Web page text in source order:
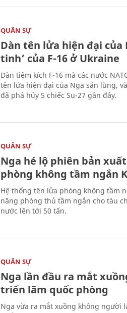
QUÂN SỰ
Dàn tên lửa hiện đại
tinh’ của F-16 ở Ukraine
Dàn tiêm kích F-16 mà các nước
tên lửa hiện đại của Nga săn lùng,
đã phá hủy 5 chiếc Su-27 gần đây.
QUÂN SỰ
Nga hé lộ phiên bản
phòng không tầm ngắn
Hệ thống tên lửa phòng không tầm
năng phòng thủ tầm ngắn cho tàu
nước lên tới 50 tấn.
QUÂN SỰ
Nga lần đầu ra mắt
triển lãm quốc phòng
Nga vừa ra mắt xuồng không người